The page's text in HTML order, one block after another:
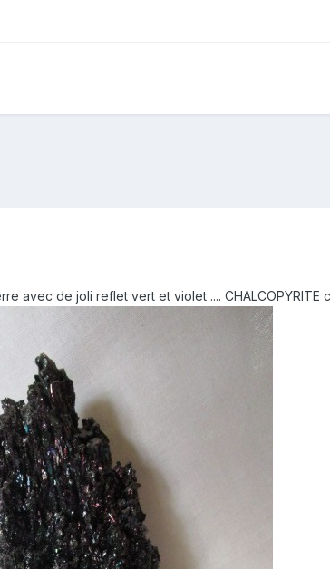
avec de joli reflet vert et violet .... CHALCOPYRITE